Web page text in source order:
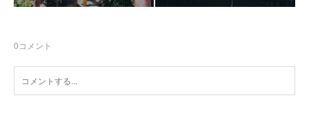
0コメント